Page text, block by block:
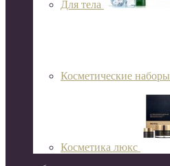
Для тела
Косметические наборы
Косметика люкс